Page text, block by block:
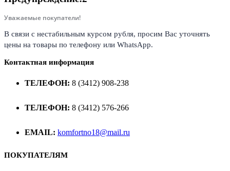
Уважаемые покупатели!
В связи с нестабильным курсом рубля, просим Вас уточнять
цены на товары по телефону или WhatsApp.
Контактная информация
ТЕЛЕФОН: 8 (3412) 908-238
ТЕЛЕФОН: 8 (3412) 576-266
EMAIL: komfortno18@mail.ru
ПОКУПАТЕЛЯМ